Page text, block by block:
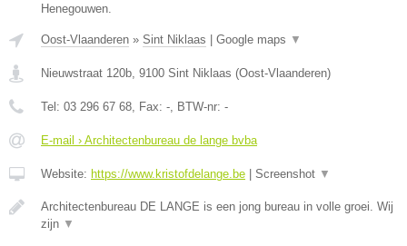
Henegouwen.
Oost-Vlaanderen » Sint Niklaas Google maps ▼
Nieuwstraat 120b 9100 Sint Niklaas (Oost-Vlaanderen)
Tel: 03 296 67 68 , Fax: - , BTW-nr: -
E-mail › Architectenbureau de lange bvba
Website: https://www.kristofdelange.be Screenshot ▼
Architectenbureau DE LANGE is een jong bureau in volle groei. Wij
zijn ▼